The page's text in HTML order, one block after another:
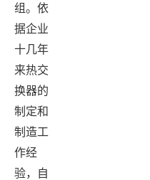
组。依
据企业
十几年
来热交
换器的
制定和
制造工
作经
验，自